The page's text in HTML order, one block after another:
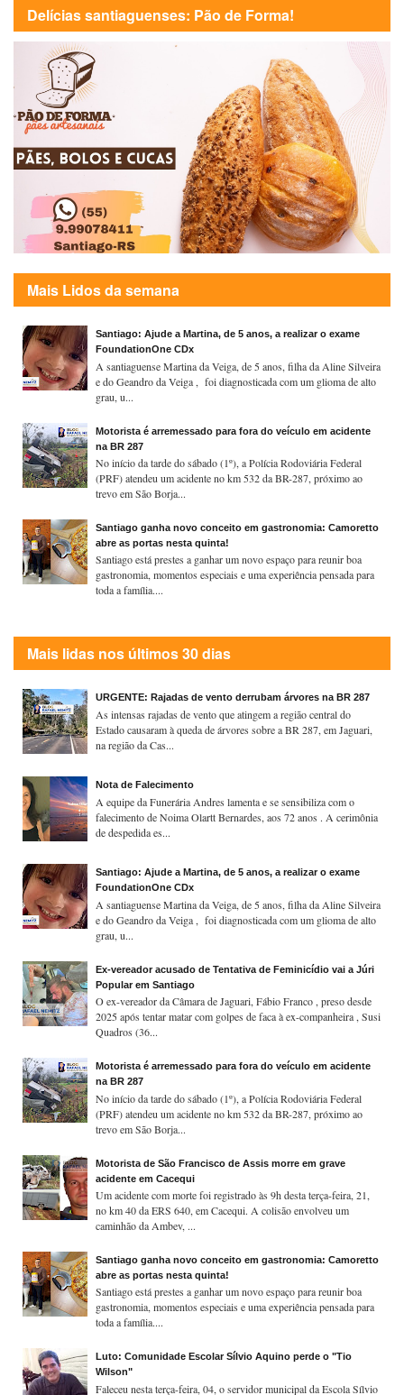
Delícias santiaguenses: Pão de Forma!
Mais Lidos da semana
Santiago: Ajude a Martina, de 5 anos, a realizar o exame
FoundationOne CDx
A santiaguense Martina da Veiga, de 5 anos, filha da Aline Silveira
e do Geandro da Veiga , foi diagnosticada com um glioma de alto
grau, u...
Motorista é arremessado para fora do veículo em acidente
na BR 287
No início da tarde do sábado (1º), a Polícia Rodoviária Federal
(PRF) atendeu um acidente no km 532 da BR-287, próximo ao
trevo em São Borja...
Santiago ganha novo conceito em gastronomia: Camoretto
abre as portas nesta quinta!
Santiago está prestes a ganhar um novo espaço para reunir boa
gastronomia, momentos especiais e uma experiência pensada para
toda a família....
Mais lidas nos últimos 30 dias
URGENTE: Rajadas de vento derrubam árvores na BR 287
As intensas rajadas de vento que atingem a região central do
Estado causaram à queda de árvores sobre a BR 287, em Jaguari,
na região da Cas...
Nota de Falecimento
A equipe da Funerária Andres lamenta e se sensibiliza com o
falecimento de Noima Olartt Bernardes, aos 72 anos . A cerimônia
de despedida es...
Santiago: Ajude a Martina, de 5 anos, a realizar o exame
FoundationOne CDx
A santiaguense Martina da Veiga, de 5 anos, filha da Aline Silveira
e do Geandro da Veiga , foi diagnosticada com um glioma de alto
grau, u...
Ex-vereador acusado de Tentativa de Feminicídio vai a Júri
Popular em Santiago
O ex-vereador da Câmara de Jaguari, Fábio Franco , preso desde
2025 após tentar matar com golpes de faca à ex-companheira , Susi
Quadros (36...
Motorista é arremessado para fora do veículo em acidente
na BR 287
No início da tarde do sábado (1º), a Polícia Rodoviária Federal
(PRF) atendeu um acidente no km 532 da BR-287, próximo ao
trevo em São Borja...
Motorista de São Francisco de Assis morre em grave
acidente em Cacequi
Um acidente com morte foi registrado às 9h desta terça-feira, 21,
no km 40 da ERS 640, em Cacequi. A colisão envolveu um
caminhão da Ambev, ...
Santiago ganha novo conceito em gastronomia: Camoretto
abre as portas nesta quinta!
Santiago está prestes a ganhar um novo espaço para reunir boa
gastronomia, momentos especiais e uma experiência pensada para
toda a família....
Luto: Comunidade Escolar Sílvio Aquino perde o "Tio
Wilson"
Faleceu nesta terça-feira, 04, o servidor municipal da Escola Sílvio